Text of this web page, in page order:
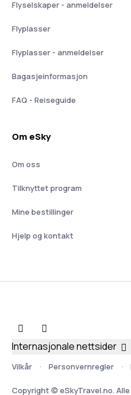
Flyselskaper - anmeldelser
Flyplasser
Flyplasser - anmeldelser
Bagasjeinformasjon
FAQ - Reiseguide
Om eSky
Om oss
Tilknyttet program
Mine bestillinger
Hjelp og kontakt
Vilkår Personvernregler
Copyright © eSkyTravel.no.
Internasjonale nettsider